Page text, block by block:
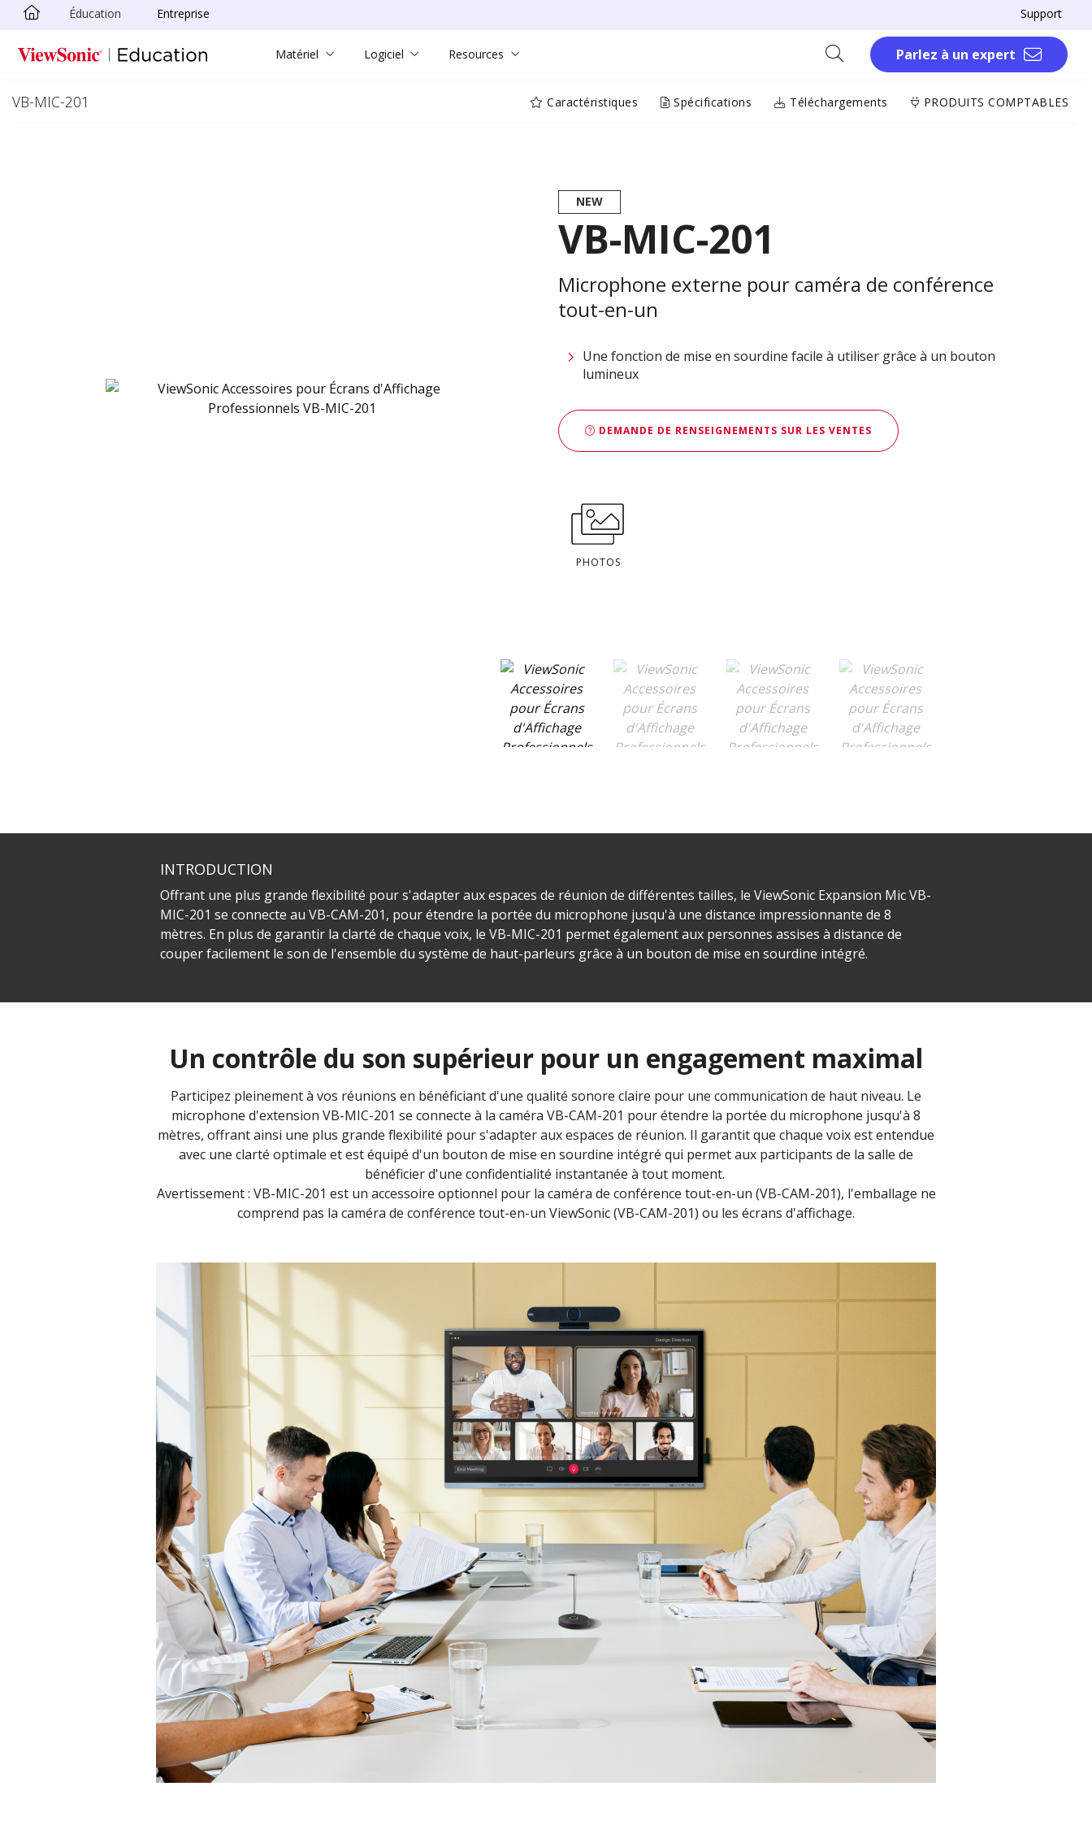
Passer au contenu principal
Éducation Entreprise Support
Matériel Logiciel Resources Parlez à un expert
VB-MIC-201 Caractéristiques Spécifications Téléchargements PRODUITS COMPTABLES
NEW
VB-MIC-201
Microphone externe pour caméra de conférence
tout-en-un
Une fonction de mise en sourdine facile à utiliser grâce à un bouton
lumineux
DEMANDE DE RENSEIGNEMENTS SUR LES VENTES
PHOTOS
INTRODUCTION
Offrant une plus grande flexibilité pour s'adapter aux espaces de réunion de différentes tailles, le ViewSonic Expansion Mic VB-
MIC-201 se connecte au VB-CAM-201, pour étendre la portée du microphone jusqu'à une distance impressionnante de 8
mètres. En plus de garantir la clarté de chaque voix, le VB-MIC-201 permet également aux personnes assises à distance de
couper facilement le son de l'ensemble du système de haut-parleurs grâce à un bouton de mise en sourdine intégré.
Un contrôle du son supérieur pour un engagement maximal​
Participez pleinement à vos réunions en bénéficiant d'une qualité sonore claire pour une communication de haut niveau. Le
microphone d'extension VB-MIC-201 se connecte à la caméra VB-CAM-201 pour étendre la portée du microphone jusqu'à 8
mètres, offrant ainsi une plus grande flexibilité pour s'adapter aux espaces de réunion. Il garantit que chaque voix est entendue
avec une clarté optimale et est équipé d'un bouton de mise en sourdine intégré qui permet aux participants de la salle de
bénéficier d'une confidentialité instantanée à tout moment. ​
Avertissement : VB-MIC-201 est un accessoire optionnel pour la caméra de conférence tout-en-un (VB-CAM-201), l'emballage ne
comprend pas la caméra de conférence tout-en-un ViewSonic (VB-CAM-201) ou les écrans d'affichage.​